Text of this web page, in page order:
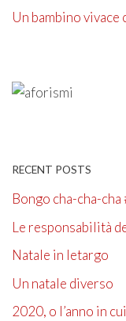
Un bambino vivace
RECENT POSTS
Bongo cha-cha-
Le responsabilità
Natale in letargo
Un natale diverso
2020, o l’anno in